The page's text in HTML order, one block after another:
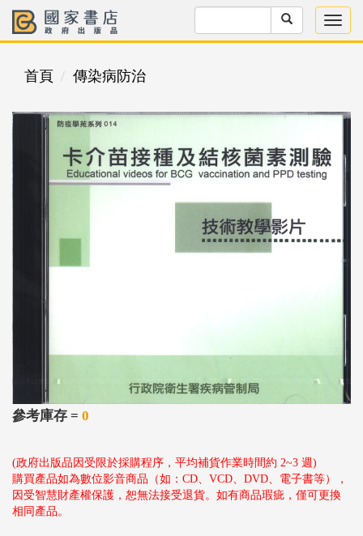
首頁 傳染病防治
參考庫存 = 0
(政府出版品因受限於採購程序，平均補貨作業時間約 2~3 週)
購買產品如為數位影音商品（如：CD、VCD、DVD、電子書等），
因受智慧財產權保護，恕無法接受退貨。如有商品瑕疵，僅可更換
相同產品。